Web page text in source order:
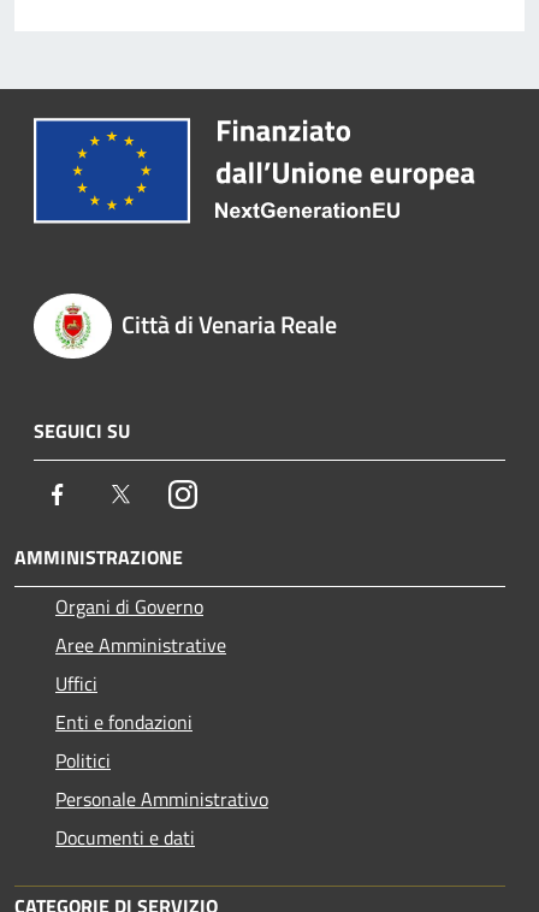
Città di Venaria Reale
SEGUICI SU
Facebook TwitterInstagram
AMMINISTRAZIONE
Organi di Governo
Aree Amministrative
Uffici
Enti e fondazioni
Politici
Personale Amministrativo
Documenti e dati
CATEGORIE DI SERVIZIO